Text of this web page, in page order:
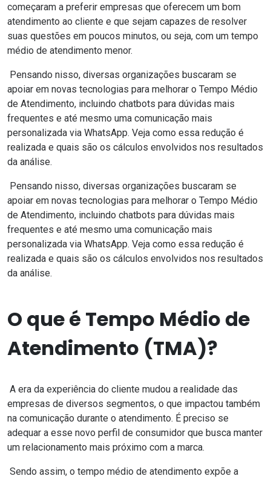
começaram a preferir empresas que oferecem um bom
atendimento ao cliente e que sejam capazes de resolver
suas questões em poucos minutos, ou seja, com um tempo
médio de atendimento menor.
Pensando nisso, diversas organizações buscaram se
apoiar em novas tecnologias para melhorar o Tempo Médio
de Atendimento, incluindo chatbots para dúvidas mais
frequentes e até mesmo uma comunicação mais
personalizada via WhatsApp. Veja como essa redução é
realizada e quais são os cálculos envolvidos nos resultados
da análise.
Pensando nisso, diversas organizações buscaram se
apoiar em novas tecnologias para melhorar o Tempo Médio
de Atendimento, incluindo chatbots para dúvidas mais
frequentes e até mesmo uma comunicação mais
personalizada via WhatsApp. Veja como essa redução é
realizada e quais são os cálculos envolvidos nos resultados
da análise.
O que é Tempo Médio de
Atendimento (TMA)?
A era da experiência do cliente mudou a realidade das
empresas de diversos segmentos, o que impactou também
na comunicação durante o atendimento. É preciso se
adequar a esse novo perfil de consumidor que busca manter
um relacionamento mais próximo com a marca.
Sendo assim, o tempo médio de atendimento expõe a